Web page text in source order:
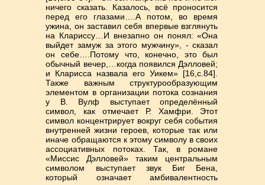
ничего сказать. Казалось, всё проносится
перед его глазами….А потом, во время
ужина, он заставил себя впервые взглянуть
на Клариссу…И внезапно он понял: «Она
выйдет замуж за этого мужчину», - сказал
он себе….Потому что, конечно, это был
обычный вечер,…когда появился Дэлловей;
и Кларисса назвала его Уикем» [16,с.84].
Также важным структурообразующим
элементом в организации потока сознания
у В. Вулф выступает определённый
символ, как отмечает Р. Хамфри. Этот
символ концентрирует вокруг себя события
внутренней жизни героев, которые так или
иначе обращаются к этому символу в своих
ассоциативных потоках. Так, в романе
«Миссис Дэлловей» таким центральным
символом выступает звук Биг Бена,
который означает амбивалентность